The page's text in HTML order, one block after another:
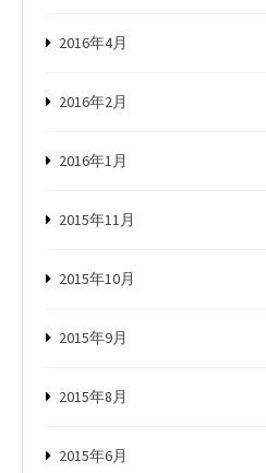
2016年4月
2016年2月
2016年1月
2015年11月
2015年10月
2015年9月
2015年8月
2015年6月